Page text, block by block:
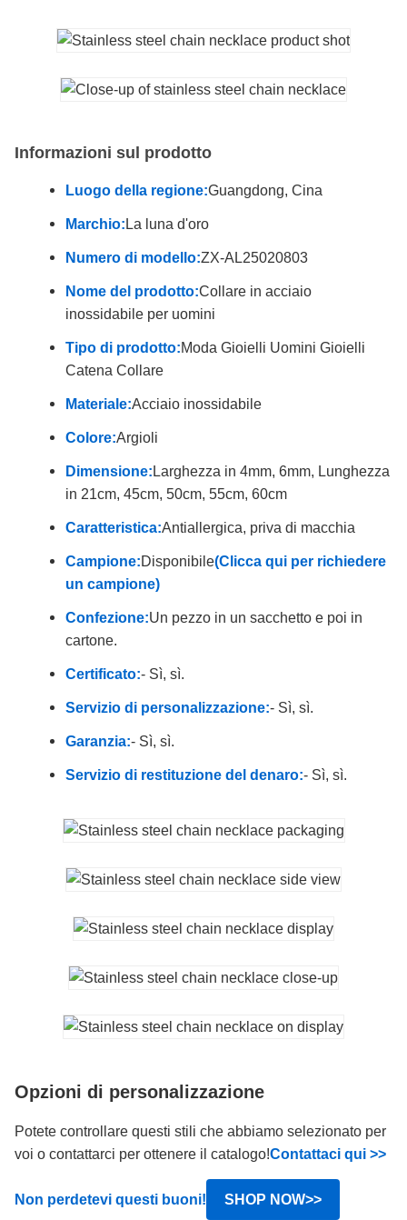
Informazioni sul prodotto
Luogo della regione:Guangdong, Cina
Marchio:La luna d'oro
Numero di modello:ZX-AL25020803
Nome del prodotto:Collare in acciaio
inossidabile per uomini
Tipo di prodotto:Moda Gioielli Uomini Gioielli
Catena Collare
Materiale:Acciaio inossidabile
Colore:Argioli
Dimensione:Larghezza in 4mm, 6mm, Lunghezza
in 21cm, 45cm, 50cm, 55cm, 60cm
Caratteristica:Antiallergica, priva di macchia
Campione:Disponibile(Clicca qui per richiedere
un campione)
Confezione:Un pezzo in un sacchetto e poi in
cartone.
Certificato:- Sì, sì.
Servizio di personalizzazione:- Sì, sì.
Garanzia:- Sì, sì.
Servizio di restituzione del denaro:- Sì, sì.
Opzioni di personalizzazione
Potete controllare questi stili che abbiamo selezionato per
voi o contattarci per ottenere il catalogo!Contattaci qui >>
Non perdetevi questi buoni! SHOP NOW>>